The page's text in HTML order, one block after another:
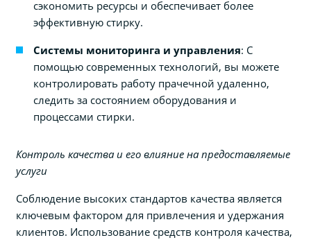
сэкономить ресурсы и обеспечивает более
эффективную стирку.
Системы мониторинга и управления: С
помощью современных технологий, вы можете
контролировать работу прачечной удаленно,
следить за состоянием оборудования и
процессами стирки.
Контроль качества и его влияние на предоставляемые
услуги
Соблюдение высоких стандартов качества является
ключевым фактором для привлечения и удержания
клиентов. Использование средств контроля качества,